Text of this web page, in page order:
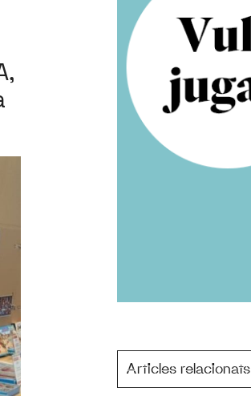
Articles relacionats